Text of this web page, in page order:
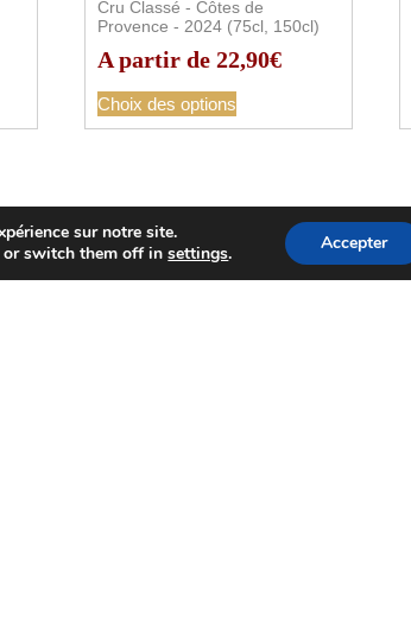
Cru Classé - Côtes de
Provence - 2024 (75cl, 150cl)
A partir de22,90€
Choix des options
sur notre site.
or switch them off insettings. Accepter